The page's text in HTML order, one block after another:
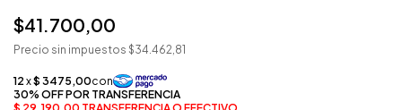
$41.700,00
Precio sin impuestos $34.462,81